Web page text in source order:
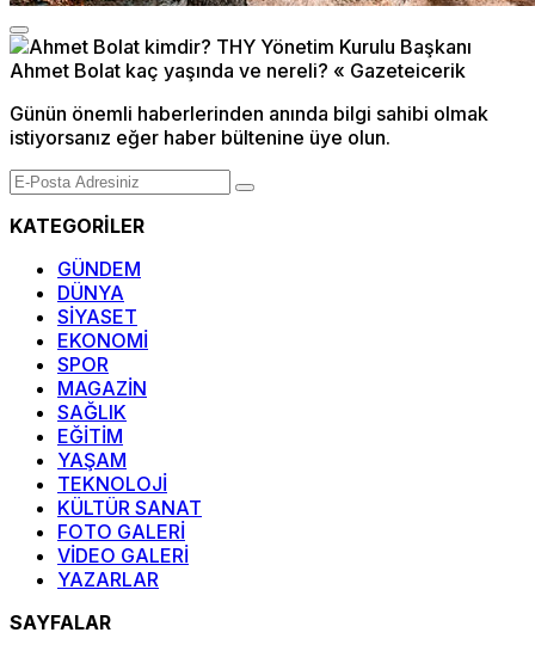
Günün önemli haberlerinden anında bilgi sahibi olmak
istiyorsanız eğer haber bültenine üye olun.
KATEGORİLER
GÜNDEM
DÜNYA
SİYASET
EKONOMİ
SPOR
MAGAZİN
SAĞLIK
EĞİTİM
YAŞAM
TEKNOLOJİ
KÜLTÜR SANAT
FOTO GALERİ
VİDEO GALERİ
YAZARLAR
SAYFALAR